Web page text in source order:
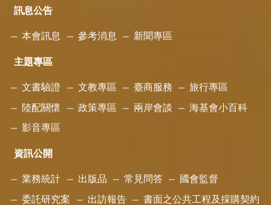
訊息公告
本會訊息 參考消息 新聞專區
主題專區
文書驗證 文教專區 臺商服務 旅行專區
陸配關懷 政策專區 兩岸會談 海基會小百科
影音專區
資訊公開
業務統計 出版品 常見問答 國會監督
委託研究案 出訪報告 書面之公共工程及採購契約